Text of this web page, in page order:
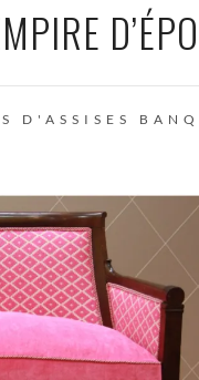
D'ASSISES